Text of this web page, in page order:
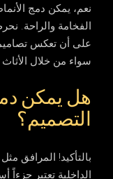
نعم، يمكن دمج
الفخامة والراحة.
على أن تعكس
سواء من خلال
هل يمكن
التصميم؟
بالتأكيد! المرافق
الداخلية تعتبر